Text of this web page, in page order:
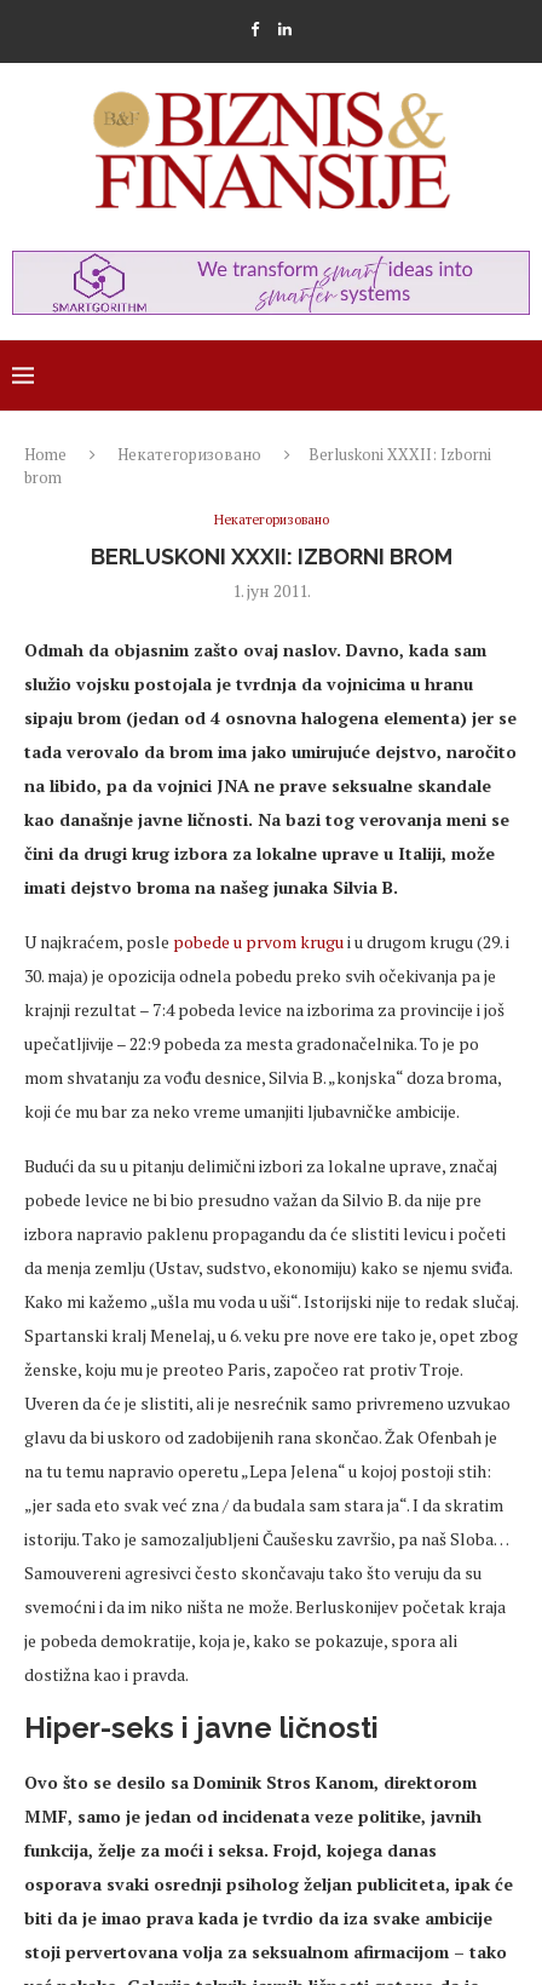
Home Некатегоризовано
Berluskoni XXXII: Izborni
brom
Некатегоризовано
BERLUSKONI XXXII: IZBORNI BROM
1. јун 2011.
Odmah da objasnim zašto ovaj naslov. Davno, kada sam
služio vojsku postojala je tvrdnja da vojnicima u hranu
sipaju brom (jedan od 4 osnovna halogena elementa) jer se
tada verovalo da brom ima jako umirujuće dejstvo, naročito
na libido, pa da vojnici JNA ne prave seksualne skandale
kao današnje javne ličnosti. Na bazi tog verovanja meni se
čini da drugi krug izbora za lokalne uprave u Italiji, može
imati dejstvo broma na našeg junaka Silvia B.
U najkraćem, posle pobede u prvom krugui u drugom krugu (29. i
30. maja) je opozicija odnela pobedu preko svih očekivanja pa je
krajnji rezultat – 7:4 pobeda levice na izborima za provincije i još
upečatljivije – 22:9 pobeda za mesta gradonačelnika. To je po
mom shvatanju za vođu desnice, Silvia B. „konjska“ doza broma,
koji će mu bar za neko vreme umanjiti ljubavničke ambicije.
Budući da su u pitanju delimični izbori za lokalne uprave, značaj
pobede levice ne bi bio presudno važan da Silvio B. da nije pre
izbora napravio paklenu propagandu da će slistiti levicu i početi
da menja zemlju (Ustav, sudstvo, ekonomiju) kako se njemu sviđa.
Kako mi kažemo „ušla mu voda u uši“. Istorijski nije to redak slučaj.
Spartanski kralj Menelaj, u 6. veku pre nove ere tako je, opet zbog
ženske, koju mu je preoteo Paris, započeo rat protiv Troje.
Uveren da će je slistiti, ali je nesrećnik samo privremeno uzvukao
glavu da bi uskoro od zadobijenih rana skončao. Žak Ofenbah je
na tu temu napravio operetu „Lepa Jelena“ u kojoj postoji stih:
„jer sada eto svak već zna / da budala sam stara ja“. I da skratim
istoriju. Tako je samozaljubljeni Čaušesku završio, pa naš Sloba…
Samouvereni agresivci često skončavaju tako što veruju da su
svemoćni i da im niko ništa ne može. Berluskonijev početak kraja
je pobeda demokratije, koja je, kako se pokazuje, spora ali
dostižna kao i pravda.
Hiper-seks i javne ličnosti
Ovo što se desilo sa Dominik Stros Kanom, direktorom
MMF, samo je jedan od incidenata veze politike, javnih
funkcija, želje za moći i seksa. Frojd, kojega danas
osporava svaki osrednji psiholog željan publiciteta, ipak će
biti da je imao prava kada je tvrdio da iza svake ambicije
stoji pervertovana volja za seksualnom afirmacijom – tako